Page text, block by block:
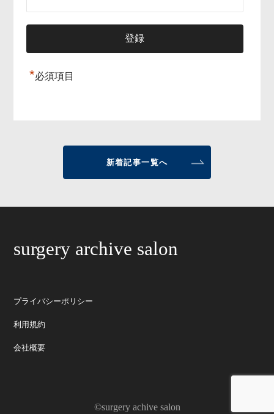
*必須項目
新着記事一覧へ
surgery archive salon
プライバシーポリシー
利用規約
会社概要
©surgery achive salon